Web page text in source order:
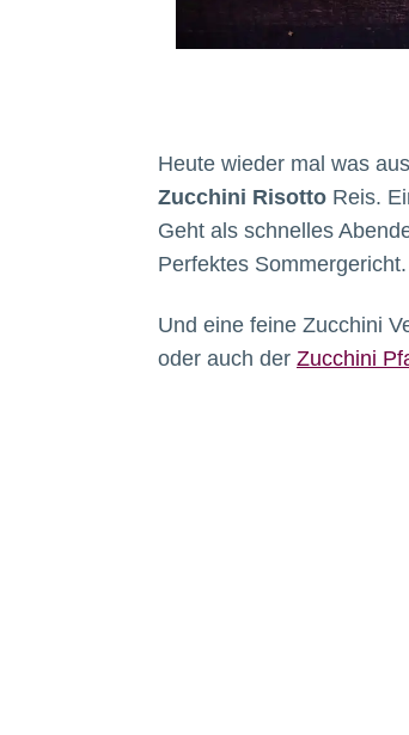
Heute wieder mal was
Zucchini Risotto Reis.
Geht als schnelles
Perfektes Sommergericht.
Und eine feine Zucchini
oder auch der Zucchini